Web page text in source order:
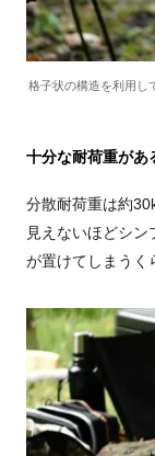
格子状の構造を利用し
十分な耐荷重があ
分散耐荷重は約
見えないほどシ
が置けてしまうく